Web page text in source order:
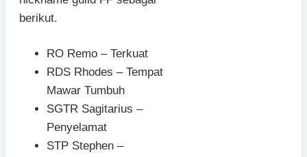
berikut.
RO Remo – Terkuat
RDS Rhodes – Tempat
Mawar Tumbuh
SGTR Sagitarius –
Penyelamat
STP Stephen –